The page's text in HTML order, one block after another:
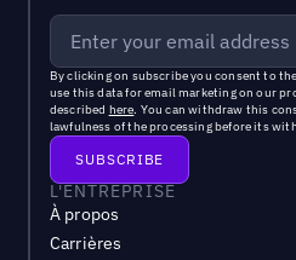
By clicking on subscribe you consent to the
use this data for email marketing on our
described here. You can withdraw this
lawfulness of the processing before its
L'ENTREPRISE
À propos
Carrières